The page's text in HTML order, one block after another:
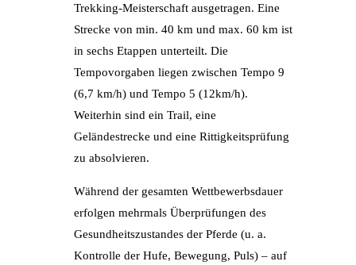
Trekking-Meisterschaft ausgetragen. Eine
Strecke von min. 40 km und max. 60 km ist
in sechs Etappen unterteilt. Die
Tempovorgaben liegen zwischen Tempo 9
(6,7 km/h) und Tempo 5 (12km/h).
Weiterhin sind ein Trail, eine
Geländestrecke und eine Rittigkeitsprüfung
zu absolvieren.
Während der gesamten Wettbewerbsdauer
erfolgen mehrmals Überprüfungen des
Gesundheitszustandes der Pferde (u. a.
Kontrolle der Hufe, Bewegung, Puls) – auf